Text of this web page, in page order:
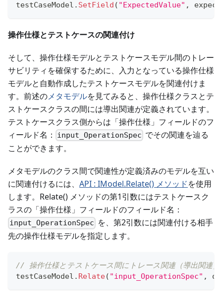
testCaseModel . SetField ( "ExpectedValue" ,
操作仕様とテストケースの関連付け
そして、操作仕様モデルとテストケースモデル間のトレー
サビリティを確保するために、入力となっている操作仕様
モデルと自動作成したテストケースモデルを関連付けま
す。前述のメタモデルを見てみると、操作仕様クラスとテ
ストケースクラスの間には導出関連が定義されています。
テストケースクラス側からは「操作仕様」フィールドのフ
ィールド名：
input_OperationSpec でその関連を辿る
ことができます。
メタモデルのクラス間で関連性が定義済みのモデルを互い
に関連付けるには、 API : IModel.Relate() メソッドを使用
します。Relate() メソッドの第1引数にはテストケースク
ラスの「操作仕様」フィールドのフィールド名：
input_OperationSpec を、第2引数には関連付ける相手
先の操作仕様モデルを指定します。
// 操作仕様とテストケース間にトレース関連（導出関連）
testCaseModel . Relate( "input_OperationSpec" ,